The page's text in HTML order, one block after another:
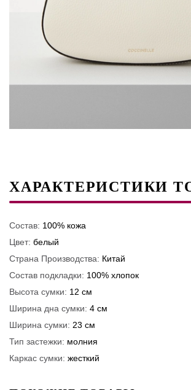
ХАРАКТЕРИСТИКИ
Состав: 100% кожа
Цвет: белый
Страна Производства: Китай
Состав подкладки: 100% хлопок
Высота сумки: 12 см
Ширина дна сумки: 4 см
Ширина сумки: 23 см
Тип застежки: молния
Каркас сумки: жесткий